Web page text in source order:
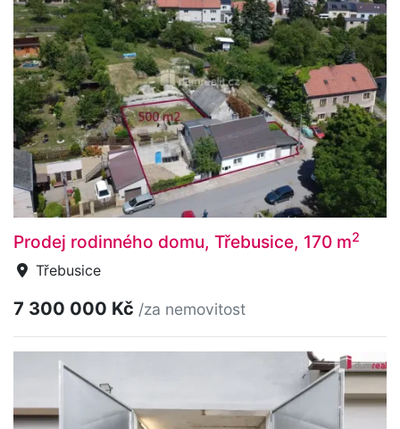
Prodej rodinného domu, Třebusice, 170 m2
Třebusice
7 300 000 Kč /za nemovitost